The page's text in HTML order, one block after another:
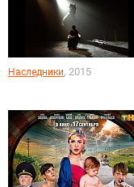
Наследники, 2015